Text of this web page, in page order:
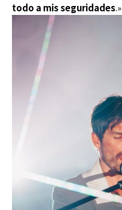
todo a mis seguridades.»